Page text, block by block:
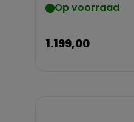
Op voorraad
1.199,00